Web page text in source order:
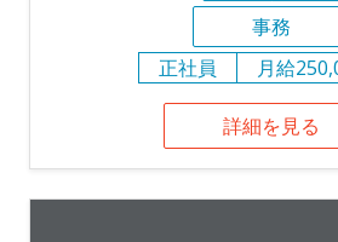
事務
正社員
月給
詳細を見る